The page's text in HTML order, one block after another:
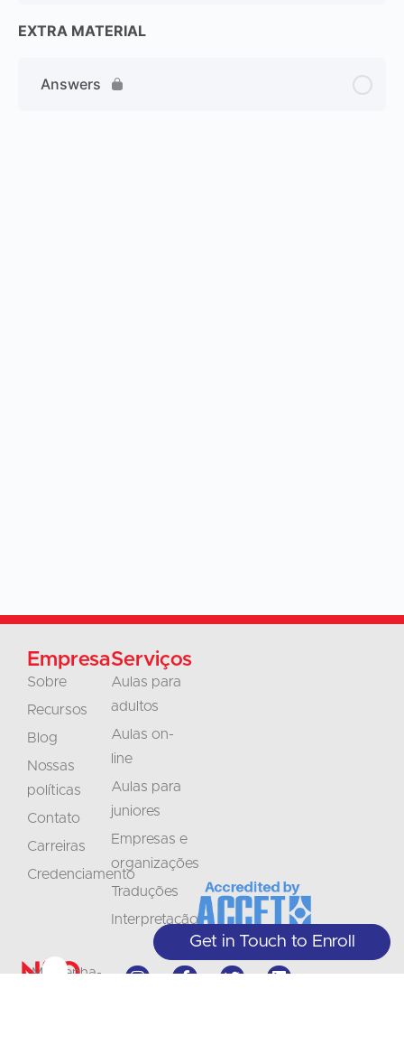
EXTRA MATERIAL
Answers
Não
Mantenha-
Empresa
Sobre
Recursos
Blog
Nossas
políticas
Contato
Carreiras
Credenciamento
Serviços
Aulas para
adultos
Aulas on-
line
Aulas para
juniores
Empresas e
organizações
Traduções
Interpretação
Get in Touch to Enroll